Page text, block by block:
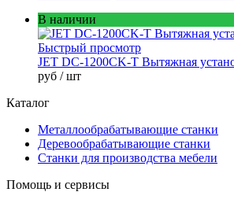
В наличии
Быстрый просмотр
JET DC-1200CK-T Вытяжная
руб / шт
Каталог
Металлообрабатывающие станки
Деревообрабатывающие станки
Станки для производства мебели
Помощь и сервисы